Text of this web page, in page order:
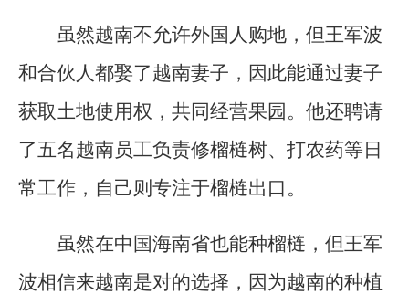
虽然越南不允许外国人购地，但王军波
和合伙人都娶了越南妻子，因此能通过妻子
获取土地使用权，共同经营果园。他还聘请
了五名越南员工负责修榴梿树、打农药等日
常工作，自己则专注于榴梿出口。
虽然在中国海南省也能种榴梿，但王军
波相信来越南是对的选择，因为越南的种植